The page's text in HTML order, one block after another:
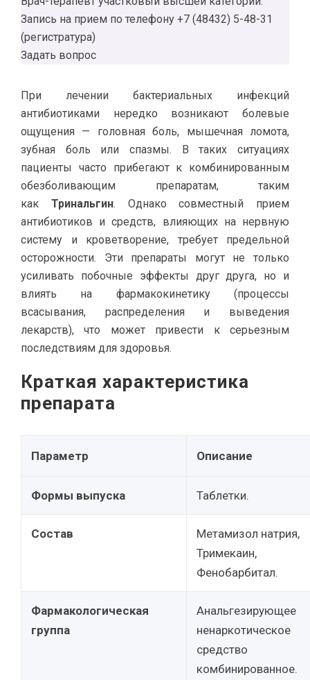
Запись на прием по телефону +7 (48432) 5-48-31
(регистратура)
Задать вопрос
При лечении бактериальных инфекций
антибиотиками нередко возникают болевые
ощущения — головная боль, мышечная ломота,
зубная боль или спазмы. В таких ситуациях
пациенты часто прибегают к комбинированным
обезболивающим препаратам, таким
как Тринальгин. Однако совместный прием
антибиотиков и средств, влияющих на нервную
систему и кроветворение, требует предельной
осторожности. Эти препараты могут не только
усиливать побочные эффекты друг друга, но и
влиять на фармакокинетику (процессы
всасывания, распределения и выведения
лекарств), что может привести к серьезным
последствиям для здоровья.
Краткая характеристика
препарата
Параметр Описание
Формы выпуска Таблетки.
Состав
Метамизол натрия,
Тримекаин,
Фенобарбитал.
Фармакологическая
группа
Анальгезирующее
ненаркотическое
средство
комбинированное.